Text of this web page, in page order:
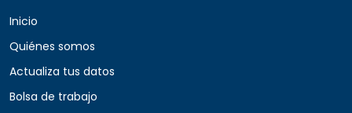
Inicio
Quiénes somos
Actualiza tus datos
Bolsa de trabajo